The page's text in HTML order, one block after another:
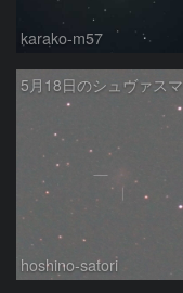
karako-m57
hoshino-satori